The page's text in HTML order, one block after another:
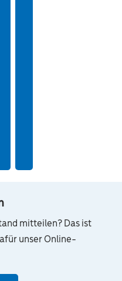
mitteilen? Das ist
unser Online-